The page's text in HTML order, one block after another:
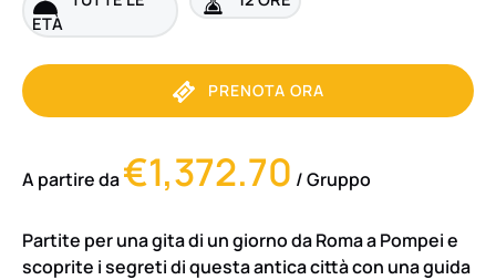
ETÀ
PRENOTA ORA
A partire da€1,372.70 / Gruppo
Partite per una gita di un giorno da Roma a Pompei e
scoprite i segreti di questa antica città con una guida